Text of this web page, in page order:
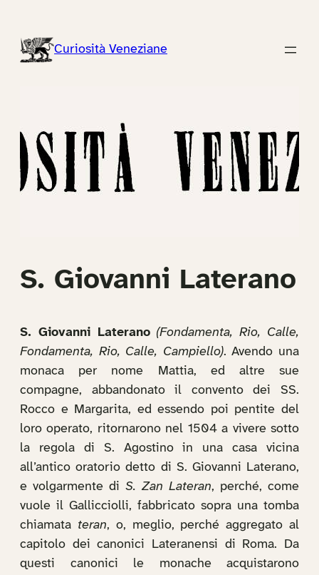
contenutoCuriosità Veneziane
S. Giovanni Laterano
S. Giovanni Laterano (Fondamenta, Rio, Calle,
Fondamenta, Rio, Calle, Campiello). Avendo una
monaca per nome Mattia, ed altre sue
compagne, abbandonato il convento dei SS.
Rocco e Margarita, ed essendo poi pentite del
loro operato, ritornarono nel 1504 a vivere sotto
la regola di S. Agostino in una casa vicina
all’antico oratorio detto di S. Giovanni Laterano,
e volgarmente di S. Zan Lateran, perché, come
vuole il Gallicciolli, fabbricato sopra una tomba
chiamata teran, o, meglio, perché aggregato al
capitolo dei canonici Lateranensi di Roma. Da
questi canonici le monache acquistarono